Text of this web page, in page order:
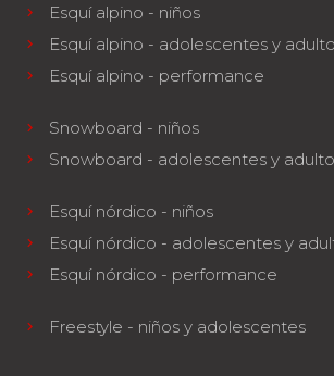
Esquí alpino - niños
Esquí alpino - adolescentes y
Esquí alpino - performance
Snowboard - niños
Snowboard - adolescentes y
Esquí nórdico - niños
Esquí nórdico - adolescentes y
Esquí nórdico - performance
Freestyle - niños y adolescentes